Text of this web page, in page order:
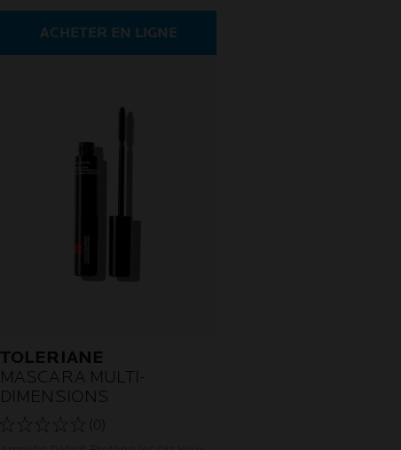
ACHETER EN LIGNE
TOLERIANE
MASCARA MULTI-
DIMENSIONS
(0)